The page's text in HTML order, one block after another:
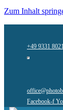
Zum Inhalt
+49 9331
Facebook-f